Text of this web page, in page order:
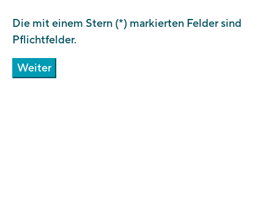
Die mit einem Stern (*) markierten Felder sind
Pflichtfelder.
Weiter